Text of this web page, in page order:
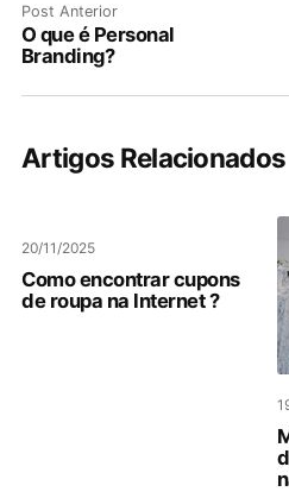
Post Anterior
O que é Personal
Branding?
Artigos Relacionados
20/11/2025
Como encontrar cupons
de roupa na Internet ?